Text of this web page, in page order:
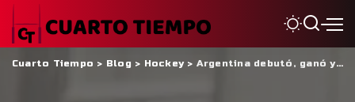
Cuarto Tiempo > Blog > Hockey> Argentina debutó, ganó y Ceballos hizo un gol en el mundial de pista